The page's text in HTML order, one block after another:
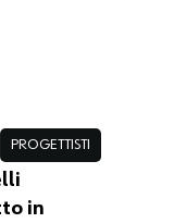
PROGETTISTI
in